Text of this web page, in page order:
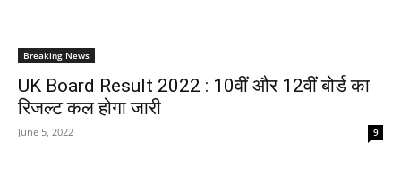
Breaking News
UK Board Result 2022 : 10वीं और 12वीं बोर्ड का
रिजल्ट कल होगा जारी
June 5, 2022 9